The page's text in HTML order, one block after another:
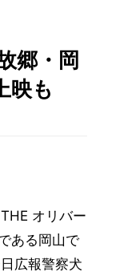
郷・岡
映も
オリバー
ある岡山で
広報警察犬